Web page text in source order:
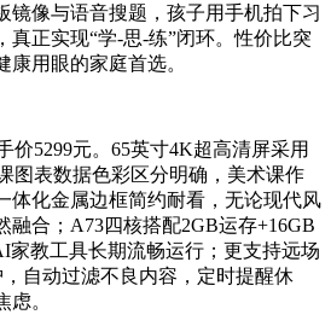
镜像与语音搜题，孩子用手机拍下习
真正实现“学-思-练”闭环。性价比突
用眼的家庭首选。
价5299元。65英寸4K超高清屏采用
图表数据色彩区分明确，美术课作
体化金属边框简约耐看，无论现代风
融合；A73四核搭配2GB运存+16GB
家教工具长期流畅运行；更支持远场
自动过滤不良内容，定时提醒休
。